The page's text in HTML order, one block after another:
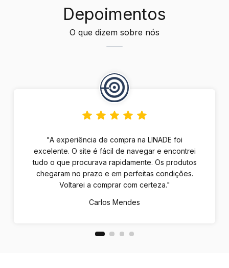
Depoimentos
O que dizem sobre nós
"A experiência de compra na LINADE foi
excelente. O site é fácil de navegar e encontrei
tudo o que procurava rapidamente. Os produtos
chegaram no prazo e em perfeitas condições.
Voltarei a comprar com certeza."
Carlos Mendes